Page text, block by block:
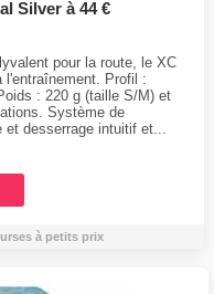
Silver à 44 €
pour la route, le XC
l'entraînement. Profil :
: 220 g (taille S/M) et
Système de
et desserrage intuitif et...
à petits prix